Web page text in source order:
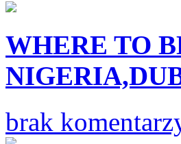
WHERE TO
brak